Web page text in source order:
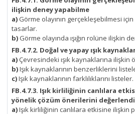
ilişkin deney yapabilme
a) Görme olayının gerçekleşebilmesi için
tasarlar.
b) Görme olayında ışığın rolüne ilişkin
FB.4.7.2. Doğal ve yapay ışık
a) Çevresindeki ışık kaynaklarına ilişkin
b)Işık kaynaklarının benzerliklerini
c)Işık kaynaklarının farklılıklarını listeler.
FB.4.7.3. Işık kirliliğinin canlılara
yönelik çözüm önerilerini
a)Işık kirliliğinin canlılara etkisine ilişkin